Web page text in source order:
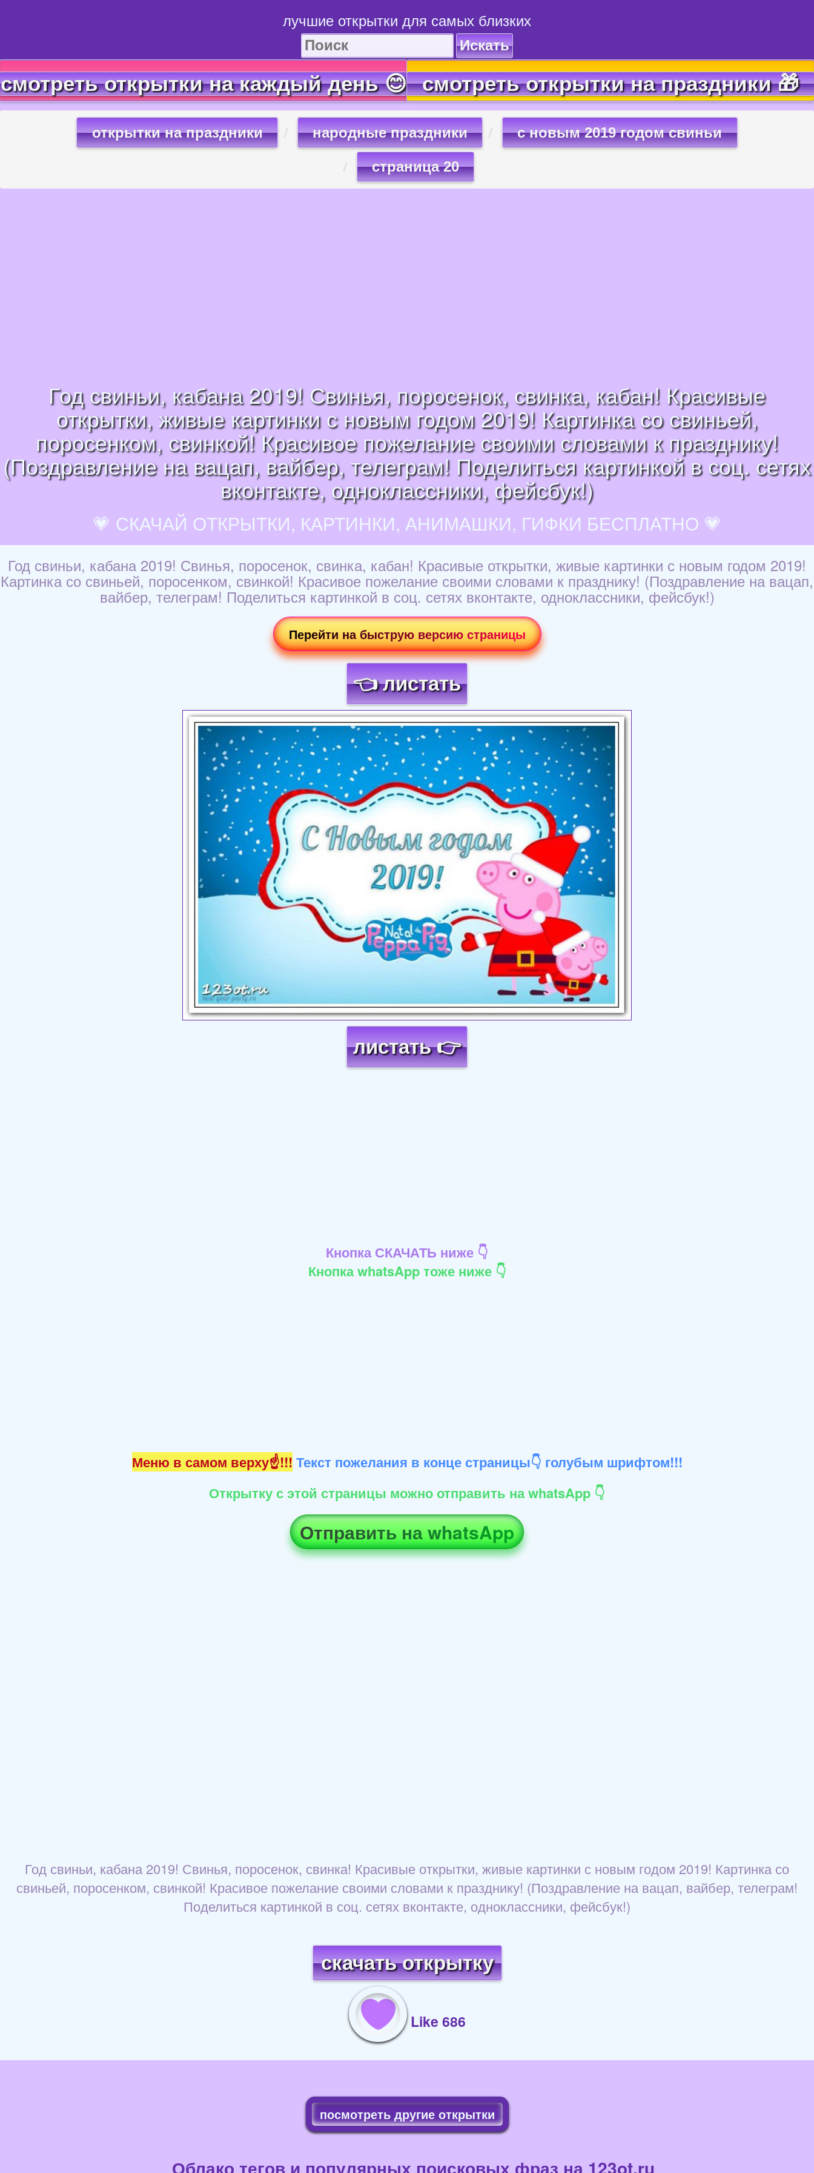
лучшие открытки для самых близких
Искать
смотреть открытки на каждый день 😊 смотреть открытки на праздники 🎁
открытки на праздники народные праздники с новым 2019 годом свиньи
страница 20
Год свиньи, кабана 2019! Свинья, поросенок, свинка, кабан! Красивые
открытки, живые картинки с новым годом 2019! Картинка со свиньей,
поросенком, свинкой! Красивое пожелание своими словами к празднику!
(Поздравление на вацап, вайбер, телеграм! Поделиться картинкой в соц. сетях
вконтакте, одноклассники, фейсбук!)
💗 СКАЧАЙ ОТКРЫТКИ, КАРТИНКИ, АНИМАШКИ, ГИФКИ БЕСПЛАТНО 💗
Год свиньи, кабана 2019! Свинья, поросенок, свинка, кабан! Красивые открытки, живые картинки с новым годом 2019!
Картинка со свиньей, поросенком, свинкой! Красивое пожелание своими словами к празднику! (Поздравление на вацап,
вайбер, телеграм! Поделиться картинкой в соц. сетях вконтакте, одноклассники, фейсбук!)
Перейти на быструю версию страницы
👈 листать
Загрузка картинки...
листать 👉
Кнопка СКАЧАТЬ ниже 👇
Кнопка whatsApp тоже ниже 👇
Меню в самом верху☝!!! Текст пожелания в конце страницы👇 голубым шрифтом!!!
Открытку с этой страницы можно отправить на whatsApp 👇
Отправить на whatsApp
Год свиньи, кабана 2019! Свинья, поросенок, свинка! Красивые открытки, живые картинки с новым годом 2019! Картинка со
свиньей, поросенком, свинкой! Красивое пожелание своими словами к празднику! (Поздравление на вацап, вайбер, телеграм!
Поделиться картинкой в соц. сетях вконтакте, одноклассники, фейсбук!)
скачать открытку
Like 686
посмотреть другие открытки